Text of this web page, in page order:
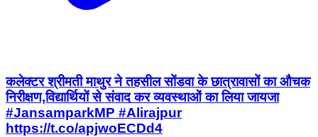
कलेक्टर श्रीमती माथुर ने तहसील सोंडवा के छात्रावासों का औचक
निरीक्षण,विद्यार्थियों से संवाद कर व्यवस्थाओं का लिया जायजा
#JansamparkMP #Alirajpur
https://t.co/apjwoECDd4